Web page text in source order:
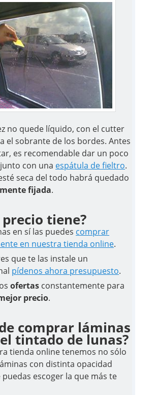
no quede líquido, con el cutter
el sobrante de los bordes. Antes
es recomendable dar un poco
junto con una espátula de fieltro.
seca del todo habrá quedado
fijada.
precio tiene?
en sí las puedes comprar
en nuestra tienda online.
que te las instale un
pídenos ahora presupuesto.
ofertas constantemente para
precio.
comprar láminas
tintado de lunas?
tienda online tenemos no sólo
con distinta opacidad
escoger la que más te